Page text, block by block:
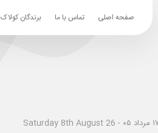
صفحه اصلی تماس با ما برندگان کولاک